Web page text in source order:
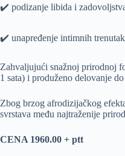
✔️ podizanje libida i
✔️ unapređenje intimnih
Zahvaljujući snažnoj prirodnoj
1 sata) i produženo delovanje do
Zbog brzog afrodizijačkog
svrstava među najtraženije
CENA 1960.00 + ptt